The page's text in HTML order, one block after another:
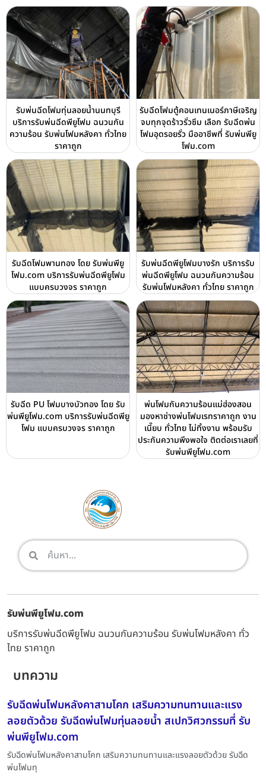
รับพ่นฉีดโฟมทุ่นลอยน้ำนนทบุรี
บริการรับพ่นฉีดพียูโฟม ฉนวนกัน
ความร้อน รับพ่นโฟมหลังคา ทั่วไทย
ราคาถูก
รับฉีดโฟมตู้คอนเทนเนอร์ภาษีเจริญ
จบทุกจุดร้าวรั่วซึม เลือก รับฉีดพ่น
โฟมอุดรอยรั่ว มืออาชีพที่ รับพ่นพียู
โฟม.com
รับฉีดโฟมพานทอง โดย รับพ่นพียู
โฟม.com บริการรับพ่นฉีดพียูโฟม
แบบครบวงจร ราคาถูก
รับพ่นฉีดพียูโฟมบางรัก บริการรับ
พ่นฉีดพียูโฟม ฉนวนกันความร้อน
รับพ่นโฟมหลังคา ทั่วไทย ราคาถูก
รับฉีด PU โฟมบางบัวทอง โดย รับ
พ่นพียูโฟม.com บริการรับพ่นฉีดพียู
โฟม แบบครบวงจร ราคาถูก
พ่นโฟมกันความร้อนแม่ฮ่องสอน
มองหาช่างพ่นโฟมเรทราคาถูก งาน
เนี๊ยบ ทั่วไทย ไม่ทิ้งงาน พร้อมรับ
ประกันความพึงพอใจ ติดต่อเราเลยที่
รับพ่นพียูโฟม.com
รับพ่นพียูโฟม.com
บริการรับพ่นฉีดพียูโฟม ฉนวนกันความร้อน รับพ่นโฟมหลังคา ทั่ว
ไทย ราคาถูก
บทความ
รับฉีดพ่นโฟมหลังคาสามโคก เสริมความทนทานและแรง
ลอยตัวด้วย รับฉีดพ่นโฟมทุ่นลอยน้ำ สเปกวิศวกรรมที่ รับ
พ่นพียูโฟม.com
รับฉีดพ่นโฟมหลังคาสามโคก เสริมความทนทานและแรงลอยตัวด้วย รับฉีด
พ่นโฟมทุ